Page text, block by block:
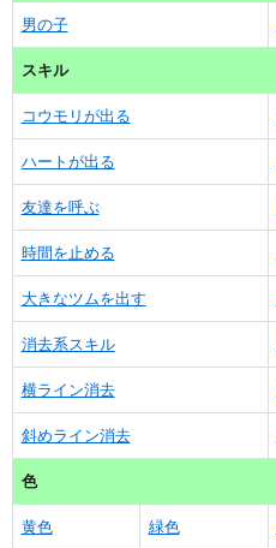
男の子
スキル
コウモリが出る
ハートが出る
友達を呼ぶ
時間を止める
大きなツムを出す
消去系スキル
横ライン消去
斜めライン消去
色
黄色 緑色